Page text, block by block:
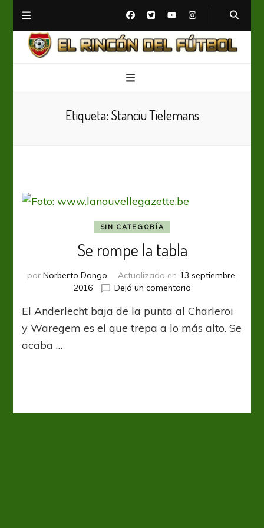
Etiqueta: Stanciu Tielemans
SIN CATEGORÍA
Se rompe la tabla
por Norberto Dongo Actualizado en 13 septiembre,
2016
Dejá un comentarioen
rompe
la
El Anderlecht baja de la punta al Charleroi
y Waregem es el que trepa a lo más alto. Se
acaba …